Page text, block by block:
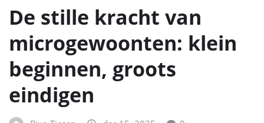
De stille kracht van
microgewoonten: klein
beginnen, groots
eindigen